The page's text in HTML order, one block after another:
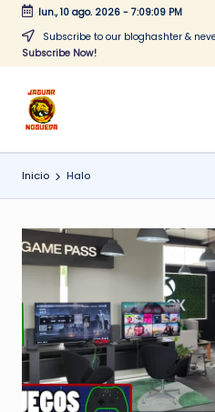
Saltar
lun., 10 ago. 2026- 7:09:10 PM
Subscribe to our bloghashter &
Subscribe Now!
J
a
g
a
r
N
o
g
u
CONTENIDO
Inicio Halo